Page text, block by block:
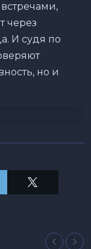
через
И судя по
но и